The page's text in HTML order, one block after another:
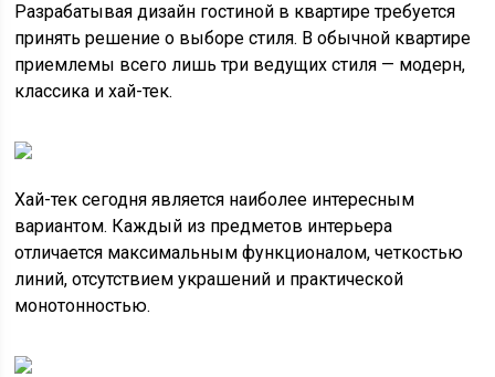
Разрабатывая дизайн гостиной в квартире требуется
принять решение о выборе стиля. В обычной квартире
приемлемы всего лишь три ведущих стиля — модерн,
классика и хай-тек.
Хай-тек сегодня является наиболее интересным
вариантом. Каждый из предметов интерьера
отличается максимальным функционалом, четкостью
линий, отсутствием украшений и практической
монотонностью.